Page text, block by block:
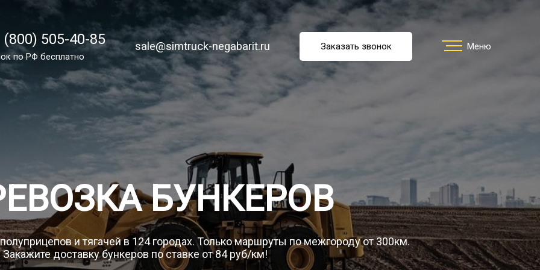
(800) 505-40-85
по России бесплатно
sale@simtruck-negabarit.ru Заказать звонок Меню
Заказать перевозку
О компании
Грузы
(800) 505-40-85
по РФ бесплатно
sale@simtruck-negabarit.ru Заказать звонок Меню
БУНКЕРОВ
и тягачей в 124 городах. Только маршруты по межгороду от 300км.
Закажите доставку бункеров по ставке от 84 руб/км!